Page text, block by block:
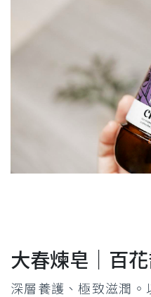
大春煉皂｜百
深層養護、極致滋潤。